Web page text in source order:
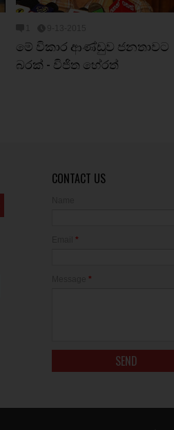
මේ විකාර ආණ්ඩුව ජනතාවට
බරක් - විජිත හේරත්
CONTACT US
*
*